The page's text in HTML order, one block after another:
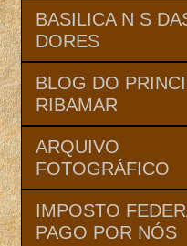
BASILICA N S
DORES
BLOG DO
RIBAMAR
ARQUIVO
FOTOGRÁFICO
IMPOSTO
PAGO POR NÓS